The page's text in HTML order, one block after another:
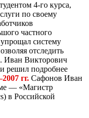
4-го курса,
по своему
частного
систему
отследить
Иван Викторович
решил подробнее
гг. Сафонов Иван
— «Магистр
в Российской